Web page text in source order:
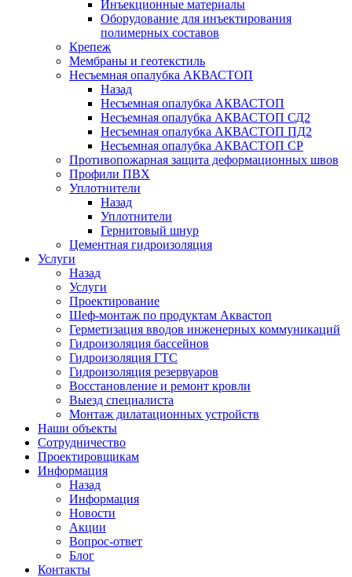
Инъекционные материалы
Оборудование для инъектирования
полимерных составов
Крепеж
Мембраны и геотекстиль
Несъемная опалубка АКВАСТОП
Назад
Несъемная опалубка АКВАСТОП
Несъемная опалубка АКВАСТОП СД2
Несъемная опалубка АКВАСТОП ПД2
Несъемная опалубка АКВАСТОП СР
Противопожарная защита деформационных швов
Профили ПВХ
Уплотнители
Назад
Уплотнители
Гернитовый шнур
Цементная гидроизоляция
Услуги
Назад
Услуги
Проектирование
Шеф-монтаж по продуктам Аквастоп
Герметизация вводов инженерных коммуникаций
Гидроизоляция бассейнов
Гидроизоляция ГТС
Гидроизоляция резервуаров
Восстановление и ремонт кровли
Выезд специалиста
Монтаж дилатационных устройств
Наши объекты
Сотрудничество
Проектировщикам
Информация
Назад
Информация
Новости
Акции
Вопрос-ответ
Блог
Контакты